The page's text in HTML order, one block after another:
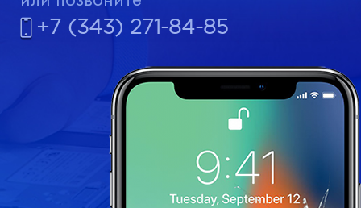
+7 (343) 271-84-85